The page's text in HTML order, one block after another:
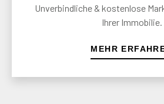
Unverbindliche & kostenlose
Ihrer Immobilie.
MEHR